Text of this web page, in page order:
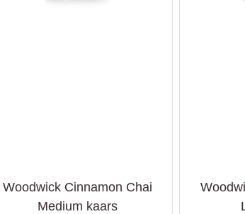
Woodwick Cinnamon Chai
Medium kaars